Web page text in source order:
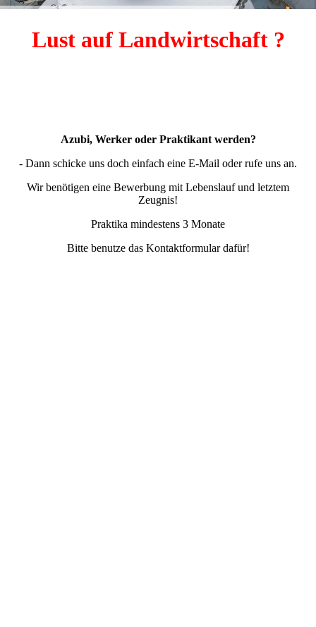
Lust auf Landwirtschaft ?
Azubi, Werker oder Praktikant werden?
- Dann schicke uns doch einfach eine E-Mail oder rufe uns an.
Wir benötigen eine Bewerbung mit Lebenslauf und letztem
Zeugnis!
Praktika mindestens 3 Monate
Bitte benutze das Kontaktformular dafür!